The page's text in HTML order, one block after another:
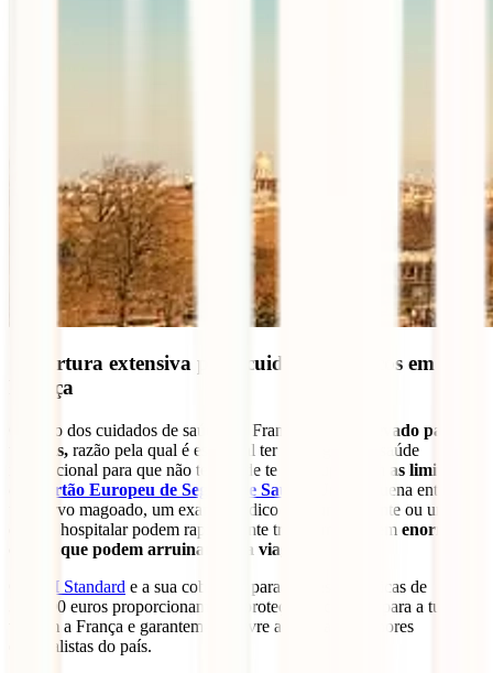
Cobertura extensiva para cuidados médicos em
França
O custo dos cuidados de saúde em França
é muito elevado para os
turistas, razão pela qual é essencial ter um seguro de saúde
internacional para que não tenhas de te preocupar com
as limitações
Cartão Europeu de Seguro de Saúde
Uma pequena entorse,
um nervo magoado, um exame médico para um acidente ou uma
estadia hospitalar podem rapidamente transformar-se em enormes
contas que podem arruinar a tua viagem.
IATI Standard e a sua cobertura para despesas médicas de
300.000 euros proporcionam-te a proteção necessária para a tua
viagem a França e garantem-te o livre acesso aos melhores
especialistas do país.